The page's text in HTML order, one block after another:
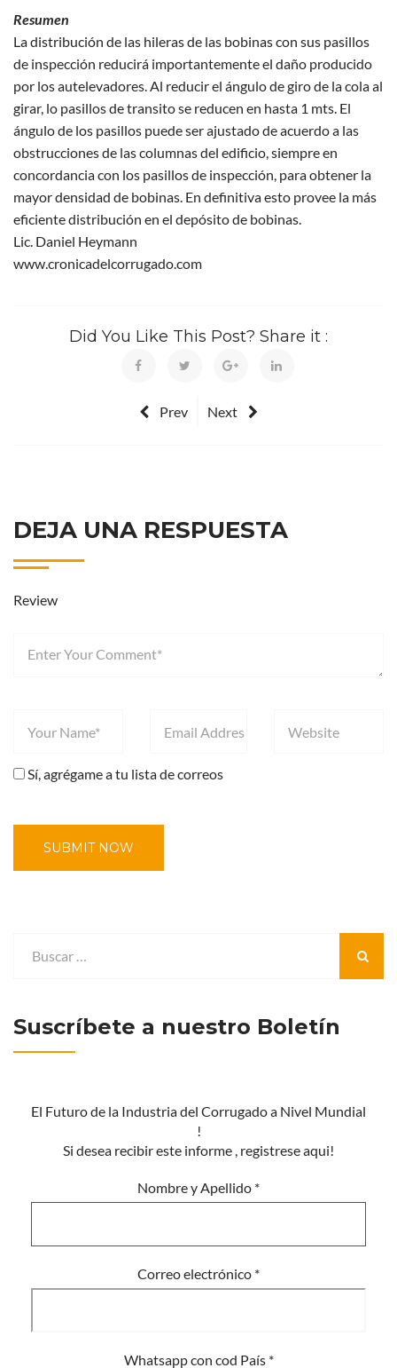
Resumen
La distribución de las hileras de las bobinas con sus pasillos
de inspección reducirá importantemente el daño producido
por los autelevadores. Al reducir el ángulo de giro de la cola al
girar, lo pasillos de transito se reducen en hasta 1 mts. El
ángulo de los pasillos puede ser ajustado de acuerdo a las
obstrucciones de las columnas del edificio, siempre en
concordancia con los pasillos de inspección, para obtener la
mayor densidad de bobinas. En definitiva esto provee la más
eficiente distribución en el depósito de bobinas.
Lic. Daniel Heymann
www.cronicadelcorrugado.com
Did You Like This Post? Share it :
Prev Next
DEJA UNA RESPUESTA
Review
Sí, agrégame a tu lista de correos
Suscríbete a nuestro Boletín
El Futuro de la Industria del Corrugado a Nivel Mundial
!
Si desea recibir este informe , registrese aqui!
Nombre y Apellido *
Correo electrónico *
Whatsapp con cod País *